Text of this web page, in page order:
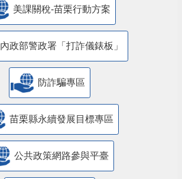
美課關稅-苗栗行動方案
內政部警政署「打詐儀錶板」
防詐騙專區
苗栗縣永續發展目標專區
公共政策網路參與平臺